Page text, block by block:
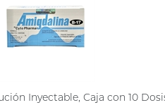
Inyectable, Caja con 10